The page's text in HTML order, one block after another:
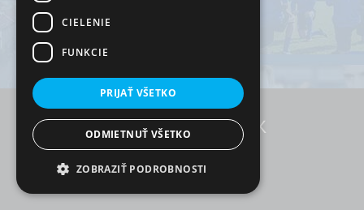
CIELENIE
FUNKCIE
PRIJAŤ VŠETKO
ODMIETNUŤ VŠETKO
ZOBRAZIŤ PODROBNOSTI